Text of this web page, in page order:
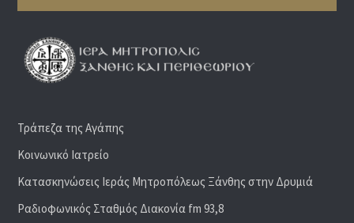
Τράπεζα της Αγάπης
Κοινωνικό Ιατρείο
Κατασκηνώσεις Ιεράς Μητροπόλεως Ξάνθης στην Δρυμιά
Ραδιoφωνικός Σταθμός Διακονία fm 93,8